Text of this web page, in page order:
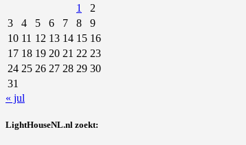
1
2
3
4 5 6 7 8
9
10 11 12 13 14 15 16
17 18 19 20 21 22 23
24 25 26 27 28 29 30
31
« jul
LightHouseNL.nl zoekt: